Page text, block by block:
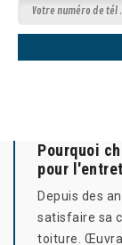
Pourquoi
pour
Depuis des
satisfaire sa
toiture.